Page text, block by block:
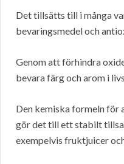
Det tillsätts till i många
bevaringsmedel och
Genom att förhindra
bevara färg och arom i
Den kemiska formeln för
gör det till ett stabilt
exempelvis fruktjuicer